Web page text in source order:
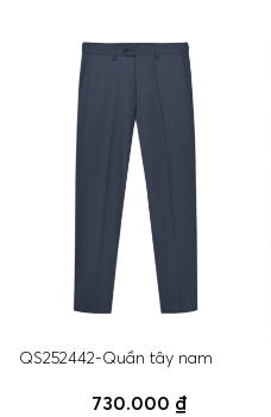
QS252442-Quần tây nam
730.000 ₫